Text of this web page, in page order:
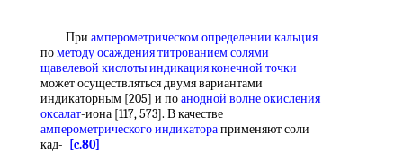
При амперометрическом определении кальция
пометоду осаждения титрованиемсолями
щавелевой кислотыиндикация конечной точки
может осуществляться двумя вариантами
индикаторным [205] и поанодной волнеокисления
оксалат-иона [117, 573]. В качестве
амперометрического индикатораприменяют соли
кад-
[c.80]